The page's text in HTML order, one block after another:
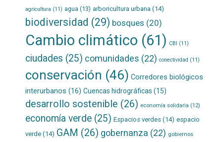
agricultura (11) agua (13) arboricultura urbana(14)
biodiversidad (29) bosques (20)
Cambio climático (61) CBI (11)
ciudades (25) comunidades (22) conectividad (11)
conservación (46) Corredores biológicos
interurbanos (16) Cuencas hidrográficas (15)
desarrollo sostenible (26) economía solidaria (12)
economía verde(25) Espacios verdes(14) espacio
verde(14) GAM (26) gobernanza (22) gobiernos